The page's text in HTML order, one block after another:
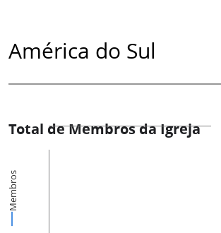
América do Sul
Total de Membros da Igreja
Membros